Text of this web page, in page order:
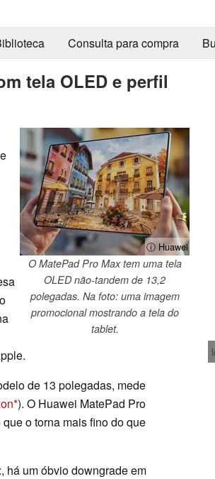
Consulta para compra
tela OLED e perfil
ⓘ Huawei
O MatePad Pro Max tem uma tela
OLED não-tandem de 13,2
polegadas. Na foto: uma imagem
promocional mostrando a tela do
tablet.
de 13 polegadas, mede
). O Huawei MatePad Pro
o torna mais fino do que
há um óbvio downgrade em